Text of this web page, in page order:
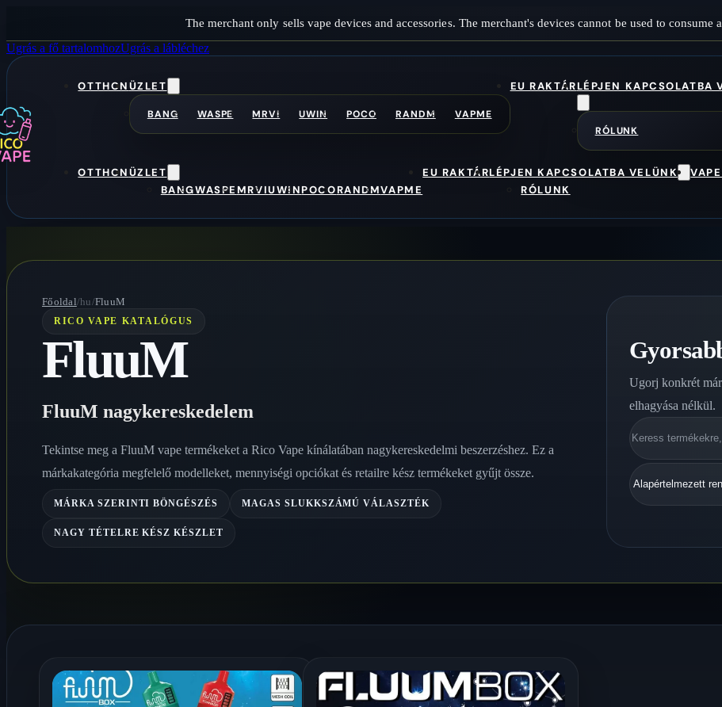
The merchant only sells vape devices and accessories. The merchant's devices cannot be used to consume
Ugrás a fő tartalomhozUgrás a lábléchez
OTTHONÜZLET
BANG WASPE MRVI UWIN POCO RANDM VAPME
EU RAKTÁRLÉPJEN KAPCSOLATBA
RÓLUNK
OTTHONÜZLET
BANGWASPEMRVIUWINPOCORANDMVAPME
EU RAKTÁRLÉPJEN KAPCSOLATBA VELÜNK
RÓLUNK
Főoldal/hu/FluuM
RICO VAPE KATALÓGUS
FluuM
FluuM nagykereskedelem
Tekintse meg a FluuM vape termékeket a Rico Vape kínálatában nagykereskedelmi beszerzéshez. Ez a
márkakategória megfelelő modelleket, mennyiségi opciókat és retailre kész termékeket gyűjt össze.
MÁRKA SZERINTI BÖNGÉSZÉS MAGAS SLUKKSZÁMÚ VÁLASZTÉK
NAGY TÉTELRE KÉSZ KÉSZLET
Ugorj konkrét
elhagyása nélkül.
Keresés